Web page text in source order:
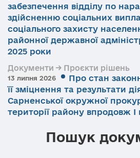
забезпечення відділу по
здійсненню соціальних
соціального захисту
районної державної
2025 роки
Документи → Проєкти рішень
13 липня 2026
Про стан
її зміцнення та результати
Сарненської окружної
території району впродовж І
Пошук